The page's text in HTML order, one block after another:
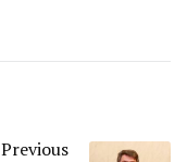
Previous